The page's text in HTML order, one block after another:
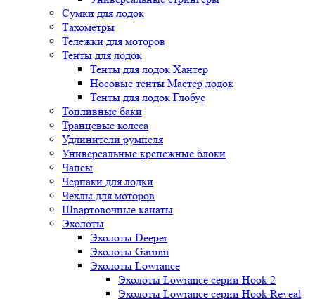
Сумки для лодок
Тахометры
Тележки для моторов
Тенты для лодок
Тенты для лодок Хантер
Носовые тенты Мастер лодок
Тенты для лодок Глобус
Топливные баки
Транцевые колеса
Удлинители румпеля
Универсальные крепежные блоки
Чапсы
Черпаки для лодки
Чехлы для моторов
Швартовочные канаты
Эхолоты
Эхолоты Deeper
Эхолоты Garmin
Эхолоты Lowrance
Эхолоты Lowrance серии Hook 2
Эхолоты Lowrance серии Hook Reveal